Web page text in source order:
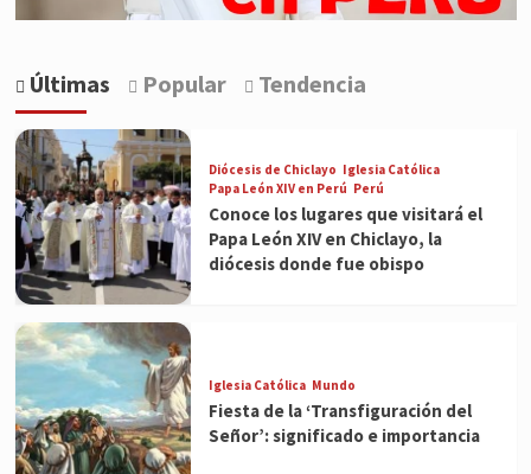
Últimas Popular Tendencia
Diócesis de Chiclayo Iglesia Católica
Papa León XIV en Perú Perú
Conoce los lugares que visitará el
Papa León XIV en Chiclayo, la
diócesis donde fue obispo
Iglesia Católica Mundo
Fiesta de la ‘Transfiguración del
Señor’: significado e importancia